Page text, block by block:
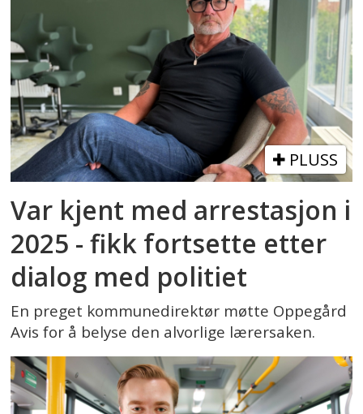
PLUSS
Var kjent med arrestasjon i
2025 - fikk fortsette etter
dialog med politiet
En preget kommunedirektør møtte Oppegård
Avis for å belyse den alvorlige lærersaken.